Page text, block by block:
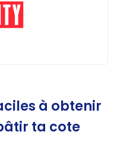
à obtenir
ta cote